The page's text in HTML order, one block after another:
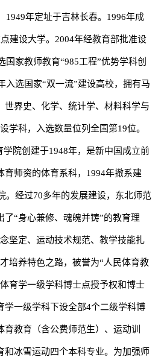
1949年定址于吉林长春。 1996年成
建设大学。 2004年经教育部批准设
国家教师教育“985工程”优势学科创
入选国家“双一流”建设高校，拥有马
世界史、化学、统计学、材料科学与
学科，入选数量位列全国第19位。
学院创建于1948年，是新中国成立前
师资的体育系科， 1994年撤系建
。经过70多年的发展建设，东北师范
了“身心兼修、魂魄并铸”的教育理
坚定、运动技术规范、教学技能扎
培养特色之路，被誉为“人民体育教
育学一级学科博士点授予权和博士
学一级学科下设全部4个二级学科博
教育（含公费师范生）、运动训
和冰雪运动四个本科专业。为加强师